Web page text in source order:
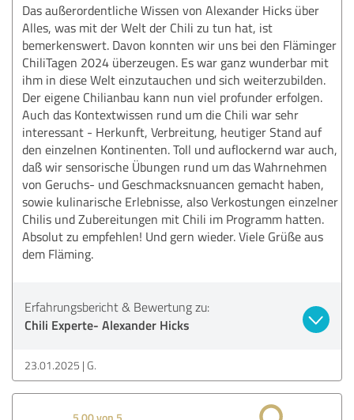
Das außerordentliche Wissen von Alexander Hicks über
Alles, was mit der Welt der Chili zu tun hat, ist
bemerkenswert. Davon konnten wir uns bei den Fläminger
ChiliTagen 2024 überzeugen. Es war ganz wunderbar mit
ihm in diese Welt einzutauchen und sich weiterzubilden.
Der eigene Chilianbau kann nun viel profunder erfolgen.
Auch das Kontextwissen rund um die Chili war sehr
interessant - Herkunft, Verbreitung, heutiger Stand auf
den einzelnen Kontinenten. Toll und auflockernd war auch,
daß wir sensorische Übungen rund um das Wahrnehmen
von Geruchs- und Geschmacksnuancen gemacht haben,
sowie kulinarische Erlebnisse, also Verkostungen einzelner
Chilis und Zubereitungen mit Chili im Programm hatten.
Absolut zu empfehlen! Und gern wieder. Viele Grüße aus
dem Fläming.
Erfahrungsbericht & Bewertung zu:
Chili Experte- Alexander Hicks
23.01.2025 G.
5,00 von 5